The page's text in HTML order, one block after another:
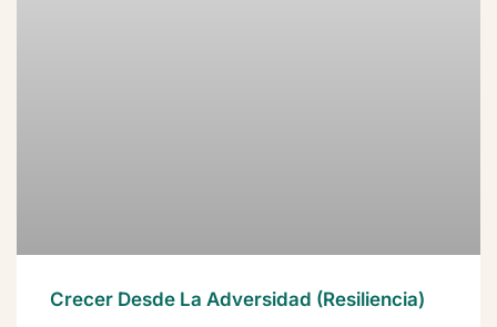
Crecer Desde La Adversidad (Resiliencia)